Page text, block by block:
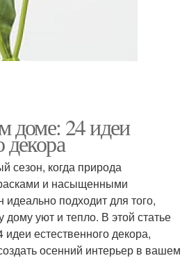
доме: 24 идеи
декора
сезон, когда природа
и насыщенными
подходит для того,
уют и тепло. В этой статье
естественного декора,
осенний интерьер в вашем